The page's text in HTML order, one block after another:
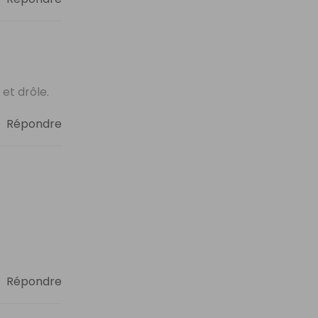
et drôle.
Répondre
Répondre